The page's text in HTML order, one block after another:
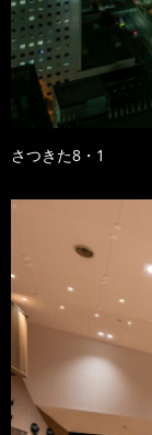
さつきた8・1